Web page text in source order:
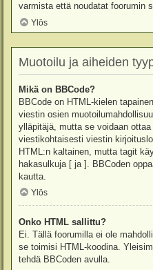
varmista että noudatat foorumin
Ylös
Muotoilu ja aiheiden
Mikä on BBCode?
BBCode on HTML-kielen
viestin osien
ylläpitäjä, mutta se voidaan
viestikohtaisesti viestin
HTML:n kaltainen, mutta tagit
hakasulkuja [ ja ]. BBCoden
kautta.
Ylös
Onko HTML sallittu?
Ei. Tällä foorumilla ei ole
se toimisi HTML-koodina.
tehdä BBCoden avulla.